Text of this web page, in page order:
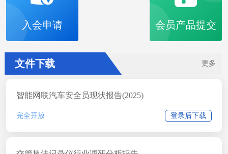
入会申请 会员产品提交
文件下载 更多
智能网联汽车安全员现状报告(2025)
完全开放 登录后下载